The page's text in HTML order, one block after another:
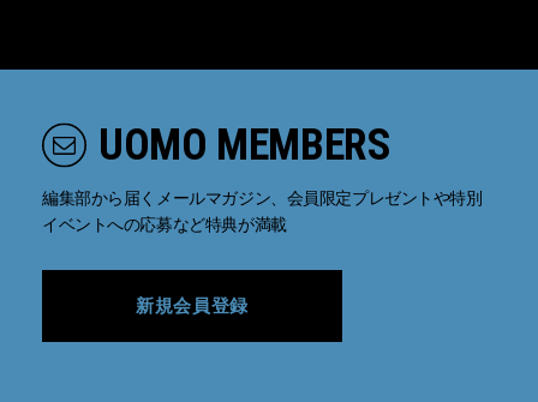
UOMO MEMBERS
編集部から届くメールマガジン、会員限定プレゼントや特別
イベントへの応募など特典が満載
新規会員登録